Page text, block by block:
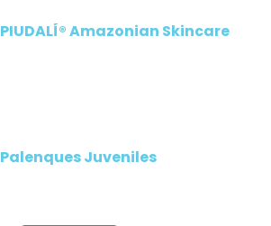
PIUDALÍ® Amazonian Skincare
Palenques Juveniles